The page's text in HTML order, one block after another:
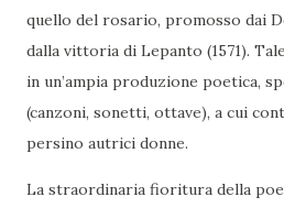
quello del rosario, promosso dai
dalla vittoria di Lepanto (1571).
in un’ampia produzione poetica,
(canzoni, sonetti, ottave), a cui
persino autrici donne.
La straordinaria fioritura della